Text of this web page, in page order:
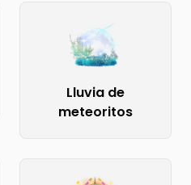
Lluvia de
meteoritos